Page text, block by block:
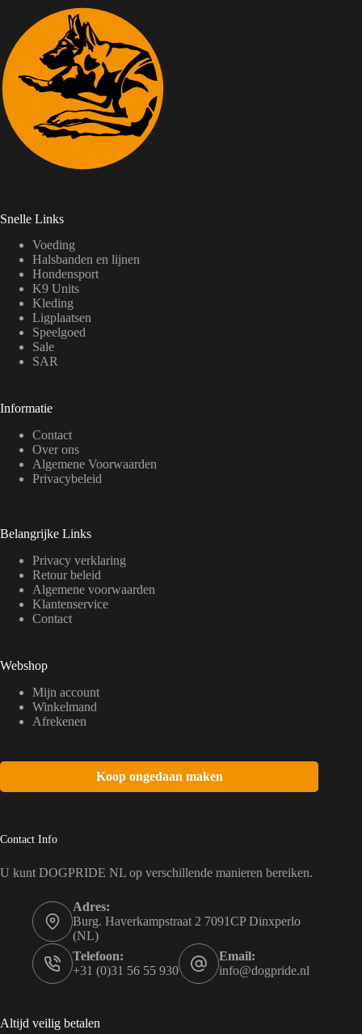
Snelle Links
Voeding
Halsbanden en lijnen
Hondensport
K9 Units
Kleding
Ligplaatsen
Speelgoed
Sale
SAR
Informatie
Contact
Over ons
Algemene Voorwaarden
Privacybeleid
Belangrijke Links
Privacy verklaring
Retour beleid
Algemene voorwaarden
Klantenservice
Contact
Webshop
Mijn account
Winkelmand
Afrekenen
Koop ongedaan maken
Contact Info
U kunt DOGPRIDE NL op verschillende manieren bereiken.
Adres:
Burg. Haverkampstraat 2 7091CP Dinxperlo
(NL)
Telefoon:
+31 (0)31 56 55 930
Email:
info@dogpride.nl
Altijd veilig betalen